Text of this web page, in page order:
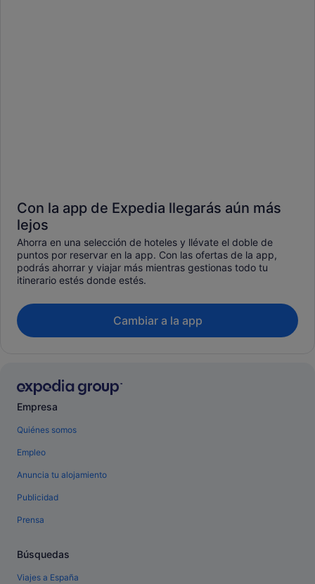
Con la app de Expedia llegarás aún más
lejos
Ahorra en una selección de hoteles y llévate el doble de
puntos por reservar en la app. Con las ofertas de la app,
podrás ahorrar y viajar más mientras gestionas todo tu
itinerario estés donde estés.
Cambiar a la app
Empresa
Quiénes somos
Empleo
Anuncia tu alojamiento
Publicidad
Prensa
Búsquedas
Viajes a España